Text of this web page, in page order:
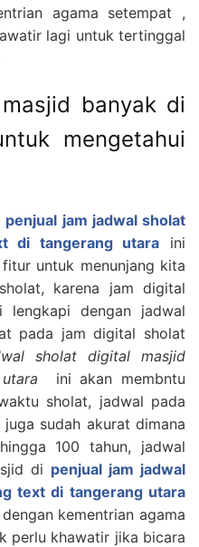
agama setempat ,
lagi untuk tertinggal
banyak di
mengetahui
penjual jam jadwal sholat
di tangerang utara ini
untuk menunjang kita
karena jam digital
dengan jadwal
pada jam digital sholat
sholat digital masjid
utara ini akan membntu
sholat, jadwal pada
sudah akurat dimana
100 tahun, jadwal
di penjual jam jadwal
text di tangerang utara
kementrian agama
perlu khawatir jika bicara